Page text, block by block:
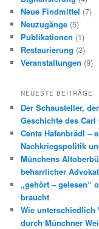
Neue Findmittel (7)
Neuzugänge (5)
Publikationen (1)
Restaurierung (3)
Veranstaltungen (9)
NEUESTE BEITRÄGE
Der Schausteller,
Geschichte des Carl
Centa Hafenbrädl –
Nachkriegspolitik
Münchens
beharrlicher
„gehört – gelesen“
braucht
Wie unterschiedlich
durch Münchner